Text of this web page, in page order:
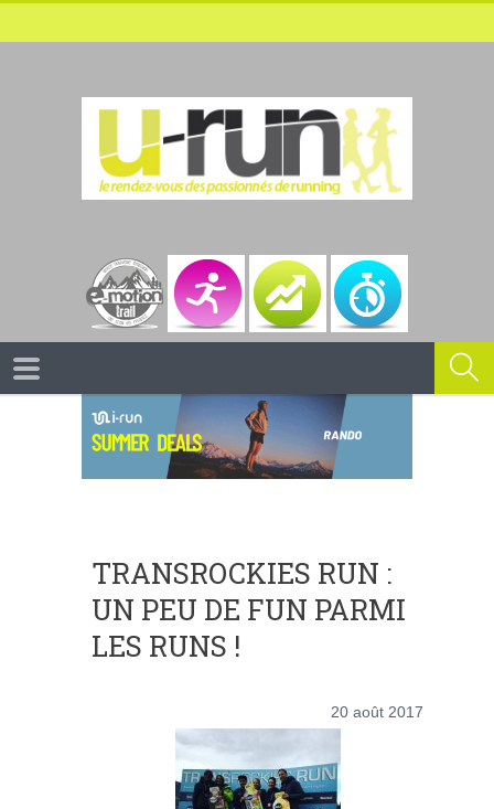
TRANSROCKIES RUN :
UN PEU DE FUN PARMI
LES RUNS !
20 août 2017